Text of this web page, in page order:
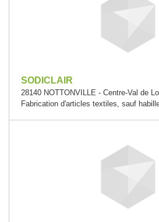
SODICLAIR
28140 NOTTONVILLE - Centre-Val de
Fabrication d'articles textiles, sauf